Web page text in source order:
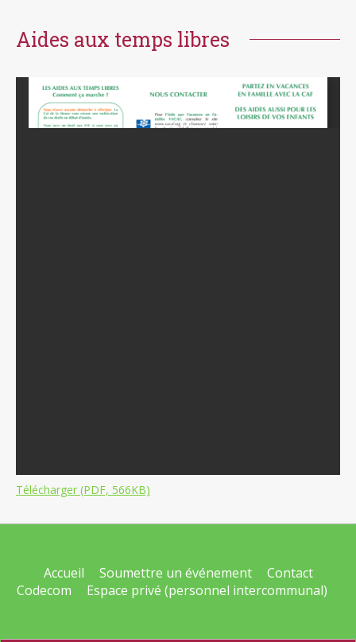
Aides aux temps libres
Télécharger (PDF, 566KB)
Accueil Soumettre un événement
Contact
Codecom
Espace privé (personnel intercommunal)